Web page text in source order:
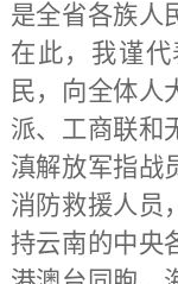
是全省各族人
在此，我谨
民，向全体人
派、工商联和
滇解放军指战
消防救援人员
持云南的中央